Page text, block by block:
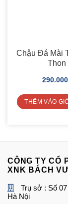
Chậu Đá Mài
Thon
290.000
THÊM VÀO
CÔNG TY CỔ
XNK BÁCH
Trụ sở : Số
Hà Nội